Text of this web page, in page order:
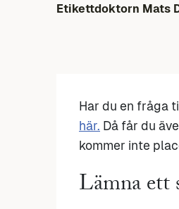
Etikettdoktorn Mats
Har du en fråga
här. Då får du
kommer inte
Lämna ett